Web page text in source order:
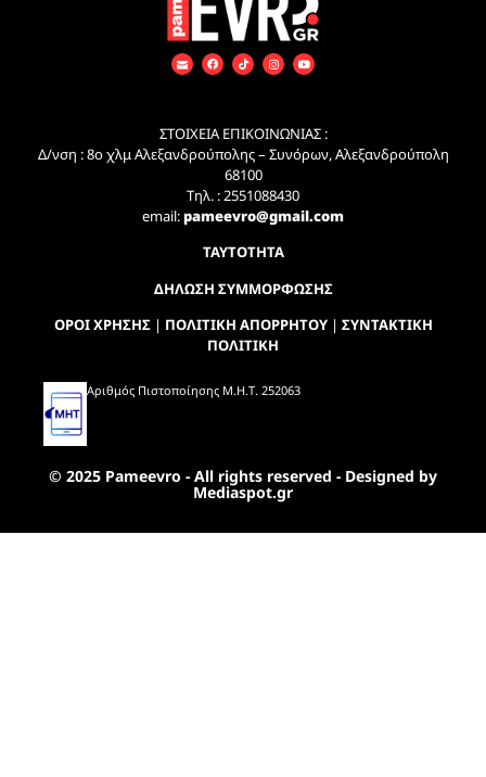
ΣΤΟΙΧΕΙΑ ΕΠΙΚΟΙΝΩΝΙΑΣ :
Δ/νση : 8ο χλμ Αλεξανδρούπολης – Συνόρων, Αλεξανδρούπολη
68100
Τηλ. : 2551088430
email:pameevro@gmail.com
ΤΑΥΤΟΤΗΤΑ
ΔΗΛΩΣΗ ΣΥΜΜΟΡΦΩΣΗΣ
ΟΡΟΙ ΧΡΗΣΗΣ| ΠΟΛΙΤΙΚΗ ΑΠΟΡΡΗΤΟΥ| ΣΥΝΤΑΚΤΙΚΗ
ΠΟΛΙΤΙΚΗ
Αριθμός Πιστοποίησης Μ.Η.Τ. 252063
© 2025 Pameevro - All rights reserved - Designed by
Mediaspot.gr